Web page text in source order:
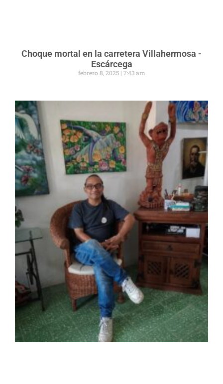
Choque mortal en la carretera Villahermosa -
Escárcega
febrero 8, 2025 7:43 am